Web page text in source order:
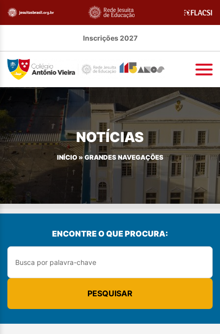
Inscrições 2027
NOTÍCIAS
INÍCIO» GRANDES NAVEGAÇÕES
ENCONTRE O QUE PROCURA:
PESQUISAR